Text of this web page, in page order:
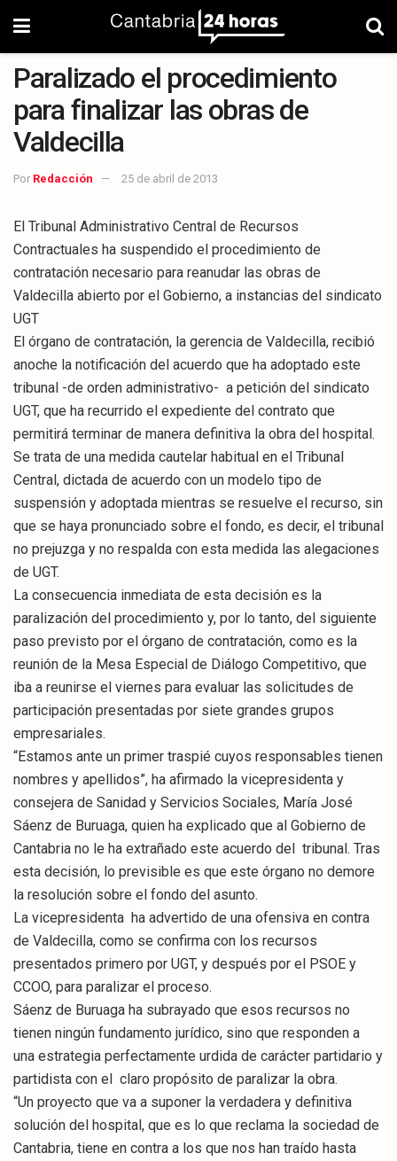
Paralizado el procedimiento
para finalizar las obras de
Valdecilla
Por Redacción 25 de abril de 2013
El Tribunal Administrativo Central de Recursos
Contractuales ha suspendido el procedimiento de
contratación necesario para reanudar las obras de
Valdecilla abierto por el Gobierno, a instancias del sindicato
UGT
El órgano de contratación, la gerencia de Valdecilla, recibió
anoche la notificación del acuerdo que ha adoptado este
tribunal -de orden administrativo- a petición del sindicato
UGT, que ha recurrido el expediente del contrato que
permitirá terminar de manera definitiva la obra del hospital.
Se trata de una medida cautelar habitual en el Tribunal
Central, dictada de acuerdo con un modelo tipo de
suspensión y adoptada mientras se resuelve el recurso, sin
que se haya pronunciado sobre el fondo, es decir, el tribunal
no prejuzga y no respalda con esta medida las alegaciones
de UGT.
La consecuencia inmediata de esta decisión es la
paralización del procedimiento y, por lo tanto, del siguiente
paso previsto por el órgano de contratación, como es la
reunión de la Mesa Especial de Diálogo Competitivo, que
iba a reunirse el viernes para evaluar las solicitudes de
participación presentadas por siete grandes grupos
empresariales.
“Estamos ante un primer traspié cuyos responsables tienen
nombres y apellidos”, ha afirmado la vicepresidenta y
consejera de Sanidad y Servicios Sociales, María José
Sáenz de Buruaga, quien ha explicado que al Gobierno de
Cantabria no le ha extrañado este acuerdo del tribunal. Tras
esta decisión, lo previsible es que este órgano no demore
la resolución sobre el fondo del asunto.
La vicepresidenta ha advertido de una ofensiva en contra
de Valdecilla, como se confirma con los recursos
presentados primero por UGT, y después por el PSOE y
CCOO, para paralizar el proceso.
Sáenz de Buruaga ha subrayado que esos recursos no
tienen ningún fundamento jurídico, sino que responden a
una estrategia perfectamente urdida de carácter partidario y
partidista con el claro propósito de paralizar la obra.
“Un proyecto que va a suponer la verdadera y definitiva
solución del hospital, que es lo que reclama la sociedad de
Cantabria, tiene en contra a los que nos han traído hasta